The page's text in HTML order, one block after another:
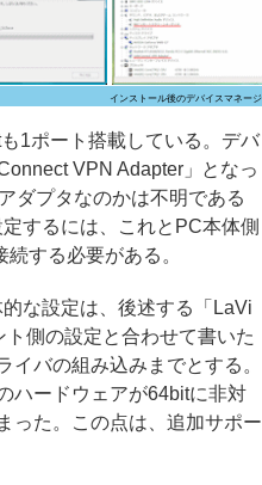
インストール後のデバイスマネー
1ポート搭載している。デバ
VPN Adapter」となっ
ダプタなのかは不明である
するには、これとPC本体側
する必要がある。
な設定は、後述する「LaVi
側の設定と合わせて書いた
バの組み込みまでとする。
ハードウェアが64bitに非対
った。この点は、追加サポー